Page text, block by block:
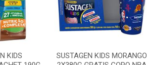
KIDS
SUSTAGEN KIDS MORANGO